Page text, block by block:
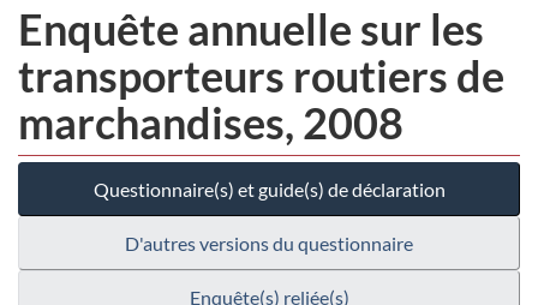
Enquête annuelle sur les
transporteurs routiers de
marchandises, 2008
Questionnaire(s) et guide(s) de déclaration
D'autres versions du questionnaire
Enquête(s) reliée(s)